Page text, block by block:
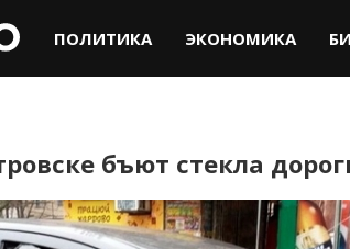
ПОЛИТИКА ЭКОНОМИКА
бъют стекла